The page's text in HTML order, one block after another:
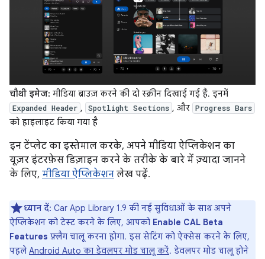
चौथी इमेज: मीडिया ब्राउज़ करने की दो स्क्रीन दिखाई गई हैं. इनमें
Expanded Header , Spotlight Sections , और Progress Bars
को हाइलाइट किया गया है
इन टेंप्लेट का इस्तेमाल करके, अपने मीडिया ऐप्लिकेशन का
यूज़र इंटरफ़ेस डिज़ाइन करने के तरीके के बारे में ज़्यादा जानने
के लिए, मीडिया ऐप्लिकेशन लेख पढ़ें.
ध्यान दें: Car App Library 1.9 की नई सुविधाओं के साथ अपने
ऐप्लिकेशन को टेस्ट करने के लिए, आपको Enable CAL Beta
Features फ़्लैग चालू करना होगा. इस सेटिंग को ऐक्सेस करने के लिए,
पहले Android Auto का डेवलपर मोड चालू करें. डेवलपर मोड चालू होने